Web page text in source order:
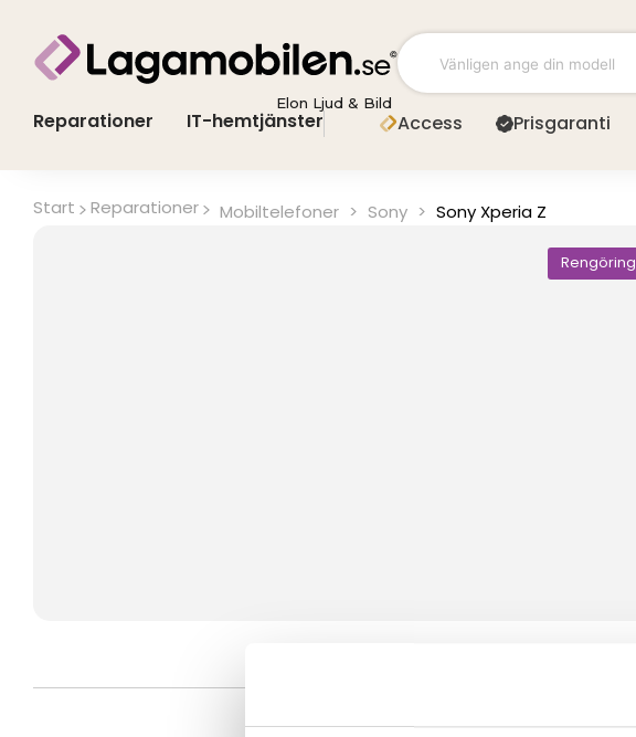
innehåll
Elon Ljud & Bild
Reparationer IT-hemtjänster Access Prisgaranti
Start Reparationer Mobiltelefoner > Sony > Sony Xperia Z
Rengöring